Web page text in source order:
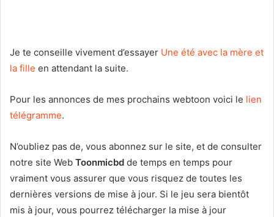
Je te conseille vivement d’essayer Une été avec la mère et
la fille en attendant la suite.
Pour les annonces de mes prochains webtoon voici le lien
télégramme.
N’oubliez pas de, vous abonnez sur le site, et de consulter
notre site Web Toonmicbd de temps en temps pour
vraiment vous assurer que vous risquez de toutes les
dernières versions de mise à jour. Si le jeu sera bientôt
mis à jour, vous pourrez télécharger la mise à jour